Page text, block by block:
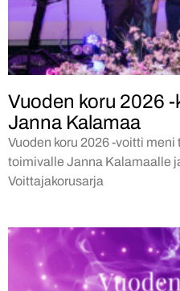
Vuoden koru 2026
Janna Kalamaa
Vuoden koru 2026 -voitti
toimivalle Janna Kalamaalle
Voittajakorusarja